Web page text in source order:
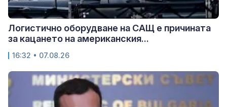
Логистично оборудване на САЩ е причината
за кацането на американския...
16:32 • 07.08.26